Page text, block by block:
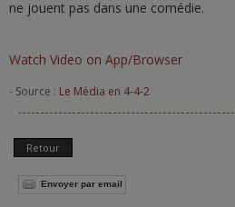
ne jouent pas dans une comédie.
Watch Video on App/Browser
- Source : Le Média en 4-4-2
Retour
Envoyer par email